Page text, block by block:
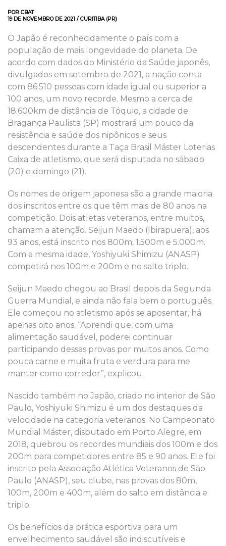
POR CBAT
19 DE NOVEMBRO DE 2021 / CURITIBA (PR)
O Japão é reconhecidamente o país com a
população de mais longevidade do planeta. De
acordo com dados do Ministério da Saúde japonês,
divulgados em setembro de 2021, a nação conta
com 86.510 pessoas com idade igual ou superior a
100 anos, um novo recorde. Mesmo a cerca de
18.600km de distância de Tóquio, a cidade de
Bragança Paulista (SP) mostrará um pouco da
resistência e saúde dos nipônicos e seus
descendentes durante a Taça Brasil Máster Loterias
Caixa de atletismo, que será disputada no sábado
(20) e domingo (21).
Os nomes de origem japonesa são a grande maioria
dos inscritos entre os que têm mais de 80 anos na
competição. Dois atletas veteranos, entre muitos,
chamam a atenção. Seijun Maedo (Ibirapuera), aos
93 anos, está inscrito nos 800m, 1.500m e 5.000m.
Com a mesma idade, Yoshiyuki Shimizu (ANASP)
competirá nos 100m e 200m e no salto triplo.
Seijun Maedo chegou ao Brasil depois da Segunda
Guerra Mundial, e ainda não fala bem o português.
Ele começou no atletismo após se aposentar, há
apenas oito anos. “Aprendi que, com uma
alimentação saudável, poderei continuar
participando dessas provas por muitos anos. Como
pouca carne e muita fruta e verdura para me
manter como corredor”, explicou.
Nascido também no Japão, criado no interior de São
Paulo, Yoshiyuki Shimizu é um dos destaques da
velocidade na categoria veteranos. No Campeonato
Mundial Máster, disputado em Porto Alegre, em
2018, quebrou os recordes mundiais dos 100m e dos
200m para competidores entre 85 e 90 anos. Ele foi
inscrito pela Associação Atlética Veteranos de São
Paulo (ANASP), seu clube, nas provas dos 80m,
100m, 200m e 400m, além do salto em distância e
triplo.
Os benefícios da prática esportiva para um
envelhecimento saudável são indiscutíveis e